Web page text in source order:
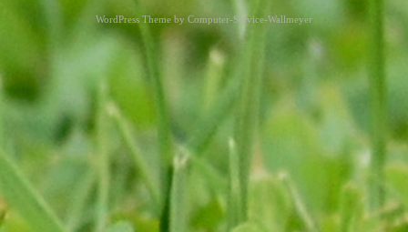
WordPress Theme by Computer-Service-Wallmeyer